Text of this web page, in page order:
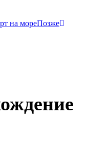
на мореПозже